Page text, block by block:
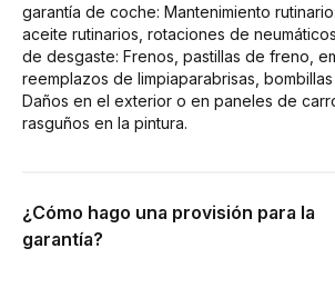
garantía de coche: Mantenimiento
aceite rutinarios, rotaciones de
de desgaste: Frenos, pastillas de freno,
reemplazos de limpiaparabrisas,
Daños en el exterior o en paneles de
rasguños en la pintura.
¿Cómo hago una provisión para la
garantía?